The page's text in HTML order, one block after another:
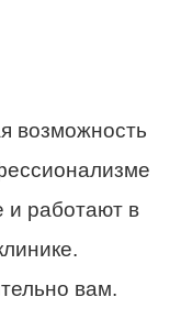
возможность
и работают в
вам.